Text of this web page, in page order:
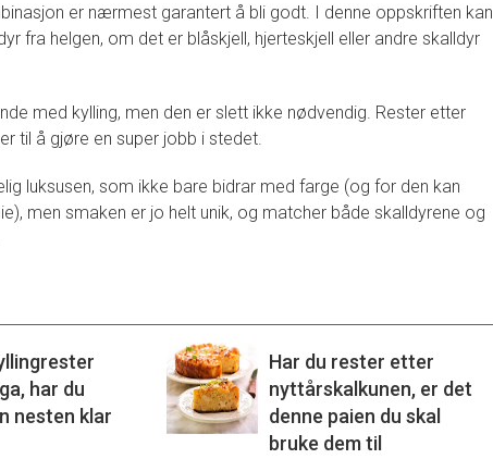
er nærmest garantert å bli godt. I denne oppskriften kan
fra helgen, om det er blåskjell, hjerteskjell eller andre skalldyr
med kylling, men den er slett ikke nødvendig. Rester etter
til å gjøre en super jobb i stedet.
luksusen, som ikke bare bidrar med farge (og for den kan
men smaken er jo helt unik, og matcher både skalldyrene og
har du
nesten klar
Har du rester etter
nyttårskalkunen, er det
denne paien du skal
bruke dem til